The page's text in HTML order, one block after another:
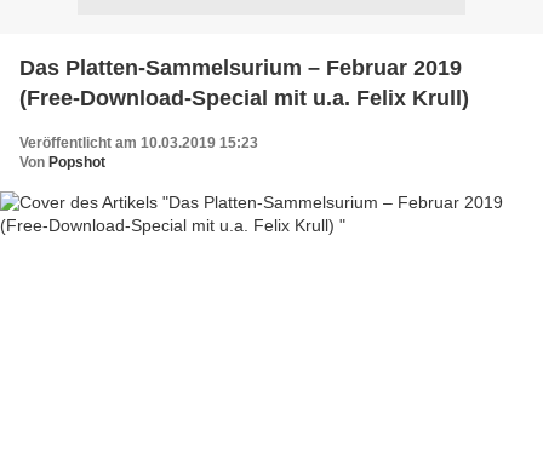
Das Platten-Sammelsurium – Februar 2019
(Free-Download-Special mit u.a. Felix Krull)
Veröffentlicht am 10.03.2019 15:23
Von Popshot